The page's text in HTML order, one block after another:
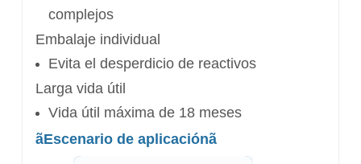
complejos
Embalaje individual
Evita el desperdicio de reactivos
Larga vida útil
Vida útil máxima de 18 meses
ãEscenario de aplicaciónã